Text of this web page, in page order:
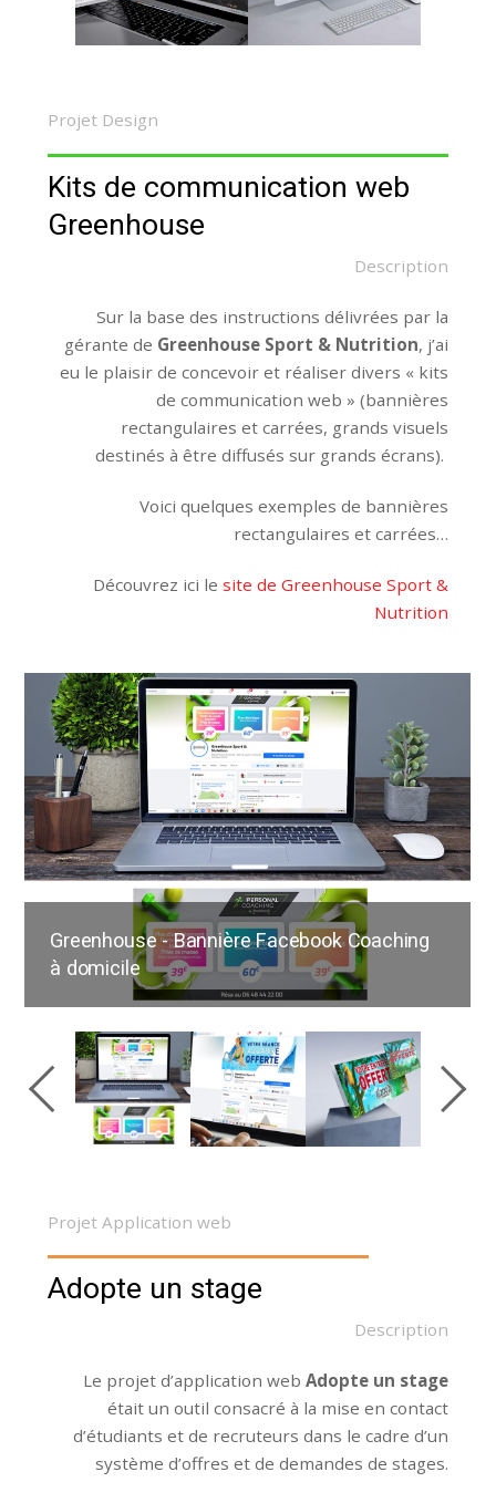
Projet Design
Kits de communication web
Greenhouse
Description
Sur la base des instructions délivrées par la
gérante de Greenhouse Sport & Nutrition, j’ai
eu le plaisir de concevoir et réaliser divers « kits
de communication web » (bannières
rectangulaires et carrées, grands visuels
destinés à être diffusés sur grands écrans).
Voici quelques exemples de bannières
rectangulaires et carrées…
Découvrez ici lesite de Greenhouse Sport &
Nutrition
Greenhouse - Bannière Facebook Coaching
à domicile
Projet Application web
Adopte un stage
Description
Le projet d’application webAdopte un stage
était un outil consacré à la mise en contact
d’étudiants et de recruteurs dans le cadre d’un
système d’offres et de demandes de stages.